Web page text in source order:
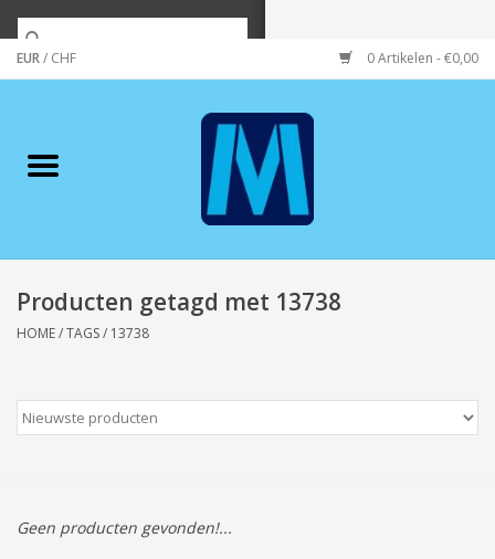
EUR/ CHF 0 Artikelen - €0,00
Merken
Wonen/koken/huishouden
Wenskaarten
Tassen/Portemonnee
Producten getagd met 13738
HOME/TAGS/ 13738
Geen producten gevonden!...